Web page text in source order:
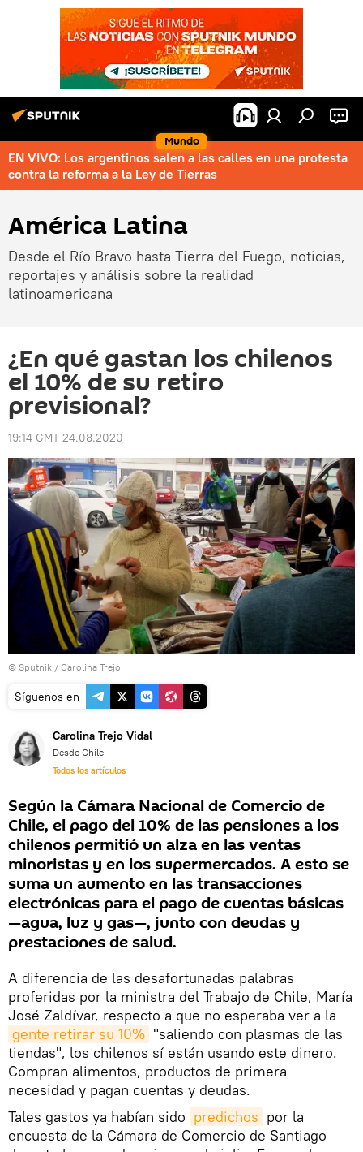
Mundo
EN VIVO: Los argentinos salen a las calles en una protesta
contra la reforma a la Ley de Tierras
América Latina
Desde el Río Bravo hasta Tierra del Fuego, noticias,
reportajes y análisis sobre la realidad
latinoamericana
¿En qué gastan los chilenos
el 10% de su retiro
previsional?
19:14 GMT 24.08.2020
© Sputnik / Carolina Trejo
Síguenos en
Carolina Trejo Vidal
Desde Chile
Todos los artículos
Según la Cámara Nacional de Comercio de
Chile, el pago del 10% de las pensiones a los
chilenos permitió un alza en las ventas
minoristas y en los supermercados. A esto se
suma un aumento en las transacciones
electrónicas para el pago de cuentas básicas
—agua, luz y gas—, junto con deudas y
prestaciones de salud.
A diferencia de las desafortunadas palabras
proferidas por la ministra del Trabajo de Chile, María
José Zaldívar, respecto a que no esperaba ver a la
gente retirar su 10% "saliendo con plasmas de las
tiendas", los chilenos sí están usando este dinero.
Compran alimentos, productos de primera
necesidad y pagan cuentas y deudas.
Tales gastos ya habían sido predichos por la
encuesta de la Cámara de Comercio de Santiago